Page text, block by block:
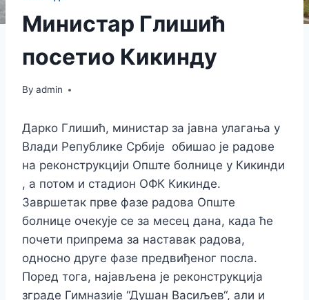
Министар Глишић
посетио Кикинду
By admin
Дарко Глишић, министар за јавна улагања у
Влади Републике Србије обишао је радове
на реконструкцији Опште болнице у Кикинди
, а потом и стадион ОФК Кикинде.
Завршетак прве фазе радова Опште
болнице очекује се за месец дана, када ће
почети припрема за наставак радова,
односно друге фазе предвиђеног посла.
Поред тога, најављена је реконструкција
зграде Гимназије “Душан Васиљев“, али и